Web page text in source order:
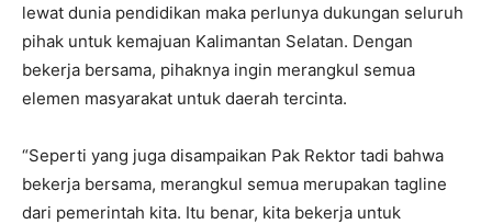
lewat dunia pendidikan maka perlunya dukungan seluruh
pihak untuk kemajuan Kalimantan Selatan. Dengan
bekerja bersama, pihaknya ingin merangkul semua
elemen masyarakat untuk daerah tercinta.
“Seperti yang juga disampaikan Pak Rektor tadi bahwa
bekerja bersama, merangkul semua merupakan tagline
dari pemerintah kita. Itu benar, kita bekerja untuk